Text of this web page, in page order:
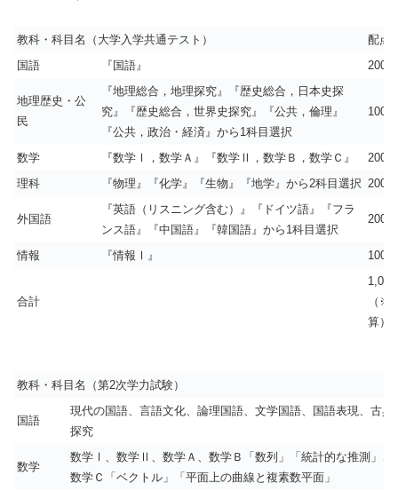
教科・科目名（大学入学共通テスト）
配点
国語
『国語』 200
地理歴史・公
民
『地理総合，地理探究』『歴史総合，日本史探
究』『歴史総合，世界史探究』『公共，倫理』
『公共，政治・経済』から1科目選択
100
数学 『数学Ⅰ，数学Ａ』『数学Ⅱ，数学Ｂ，数学Ｃ』
200
理科
『物理』『化学』『生物』『地学』から2科目選択 200
外国語
『英語（リスニング含む）』『ドイツ語』『フラ
ンス語』『中国語』『韓国語』から1科目選択
200
情報 『情報Ⅰ』 100
合計
1,000
（
算）
教科・科目名（第2次学力試験）
国語
現代の国語、言語文化、論理国語、文学国語、国語表現、古典
探究
数学
数学Ⅰ、数学Ⅱ、数学Ａ、数学Ｂ「数列」「統計的な推測」、
数学Ｃ「ベクトル」「平面上の曲線と複素数平面」